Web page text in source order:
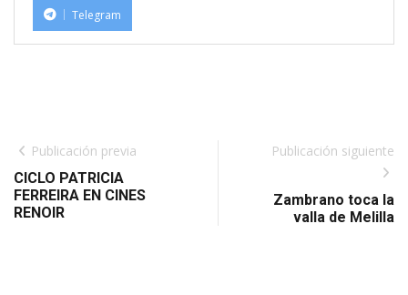
Telegram
Publicación previa
CICLO PATRICIA
FERREIRA EN CINES
RENOIR
Publicación siguiente
Zambrano toca la
valla de Melilla